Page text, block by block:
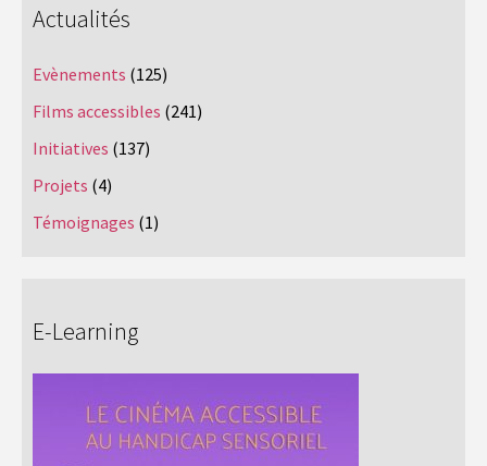
Actualités
Evènements (125)
Films accessibles (241)
Initiatives (137)
Projets (4)
Témoignages (1)
E-Learning